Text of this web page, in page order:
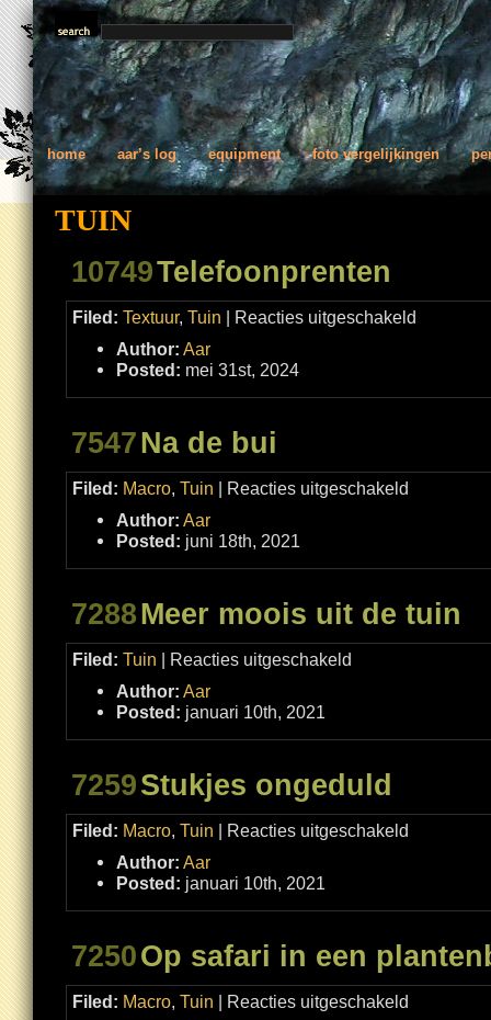
home aar’s log equipment foto vergelijkingen
TUIN
10749Telefoonprenten
Filed: Textuur, Tuin | Reacties uitgeschakeld
Author: Aar
Posted: mei 31st, 2024
7547Na de bui
Filed: Macro, Tuin | Reacties uitgeschakeld
Author: Aar
Posted: juni 18th, 2021
7288Meer moois uit de tuin
Filed: Tuin | Reacties uitgeschakeld
Author: Aar
Posted: januari 10th, 2021
7259Stukjes ongeduld
Filed: Macro, Tuin | Reacties uitgeschakeld
Author: Aar
Posted: januari 10th, 2021
7250Op safari in een
Filed: Macro, Tuin | Reacties uitgeschakeld